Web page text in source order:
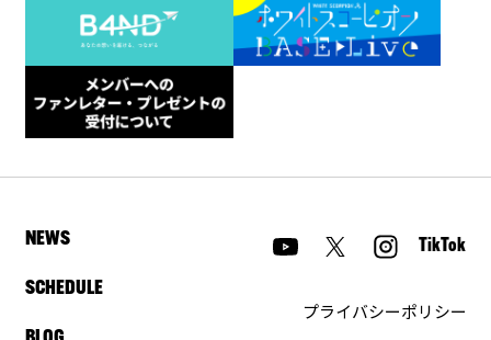
NEWS
SCHEDULE
TikTok
プライバシーポリシー